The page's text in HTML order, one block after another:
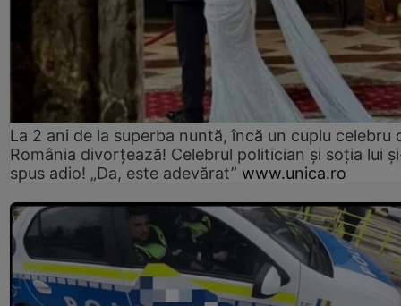
La 2 ani de la superba nuntă, încă un cuplu celebru
România divorțează! Celebrul politician și soția lui
spus adio! „Da, este adevărat” www.unica.ro